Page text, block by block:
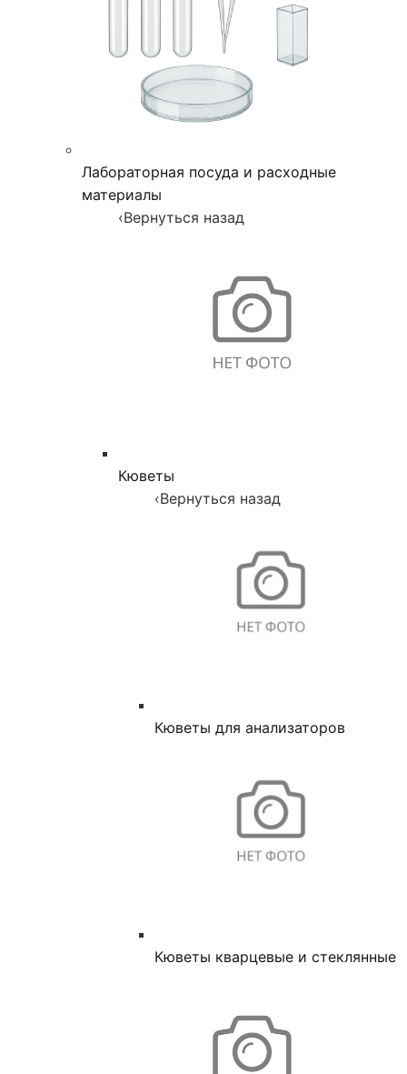
Лабораторная посуда и расходные
материалы
‹Вернуться назад
Кюветы
‹Вернуться назад
Кюветы для анализаторов
Кюветы кварцевые и стеклянные